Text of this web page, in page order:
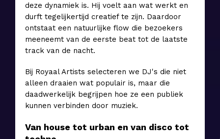
deze dynamiek is. Hij voelt aan wat werkt en
durft tegelijkertijd creatief te zijn. Daardoor
ontstaat een natuurlijke flow die bezoekers
meeneemt van de eerste beat tot de laatste
track van de nacht.
Bij Royaal Artists selecteren we DJ's die niet
alleen draaien wat populair is, maar die
daadwerkelijk begrijpen hoe ze een publiek
kunnen verbinden door muziek.
Van house tot urban en van disco tot